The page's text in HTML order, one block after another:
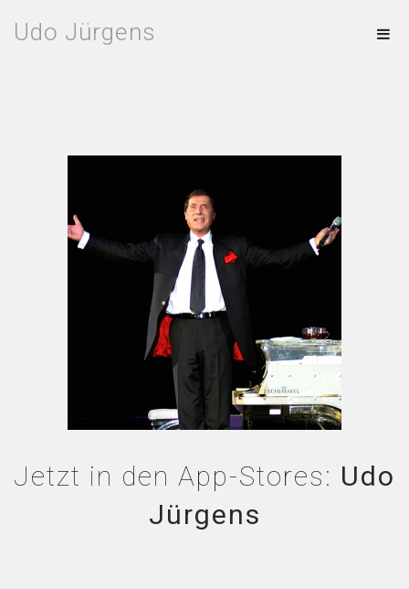
Udo Jürgens
Jetzt in den App-Stores: Udo
Jürgens